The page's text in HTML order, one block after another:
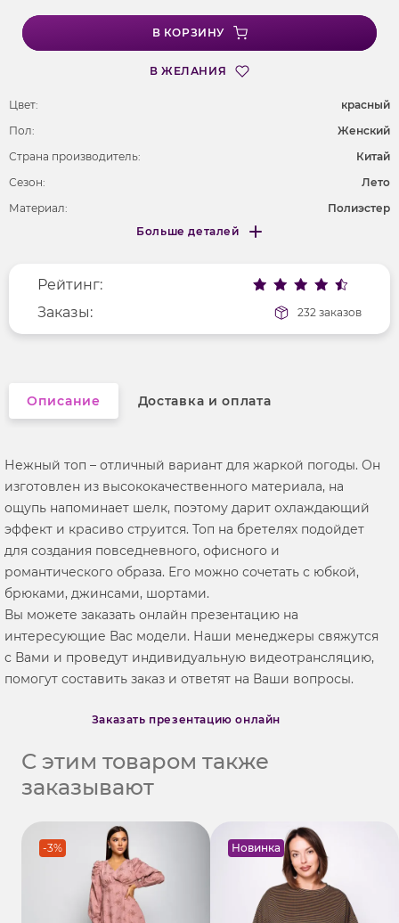
В КОРЗИНУ
В ЖЕЛАНИЯ
Цвет:
красный
Пол:
Женский
Страна производитель:
Китай
Сезон:
Лето
Материал:
Полиэстер
Вырез горловины
на бретельках
Рисунок
без рисунка
Фактура материала
гладкий
Больше деталей
Меньше деталей
Рейтинг:
Заказы:
232 заказов
Описание Доставка и оплата
Нежный топ – отличный вариант для жаркой погоды. Он
изготовлен из высококачественного материала, на
ощупь напоминает шелк, поэтому дарит охлаждающий
эффект и красиво струится. Топ на бретелях подойдет
для создания повседневного, офисного и
романтического образа. Его можно сочетать с юбкой,
брюками, джинсами, шортами.
Вы можете заказать онлайн презентацию на
интересующие Вас модели. Наши менеджеры свяжутся
с Вами и проведут индивидуальную видеотрансляцию,
помогут составить заказ и ответят на Ваши вопросы.
Заказать презентацию онлайн
С этим товаром также
заказывают
-3% Новинка